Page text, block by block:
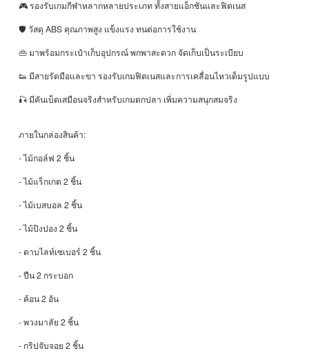
🎮 รองรับเกมกีฬาหลากหลายประเภท ทั้งสายแอ็กชันและฟิตเนส
🛡️ วัสดุ ABS คุณภาพสูง แข็งแรง ทนต่อการใช้งาน
👜 มาพร้อมกระเป๋าเก็บอุปกรณ์ พกพาสะดวก จัดเก็บเป็นระเบียบ
👟 มีสายรัดมือและขา รองรับเกมฟิตเนสและการเคลื่อนไหวเต็มรูปแบบ
🎣 มีคันเบ็ดเสมือนจริงสำหรับเกมตกปลา เพิ่มความสนุกสมจริง
ภายในกล่องสินค้า:
- ไม้กอล์ฟ 2 ชิ้น
- ไม้แร็กเกต 2 ชิ้น
- ไม้เบสบอล 2 ชิ้น
- ไม้ปิงปอง 2 ชิ้น
- ดาบไลท์เซเบอร์ 2 ชิ้น
- ปืน 2 กระบอก
- ค้อน 2 อัน
- พวงมาลัย 2 ชิ้น
- กริปจับจอย 2 ชิ้น